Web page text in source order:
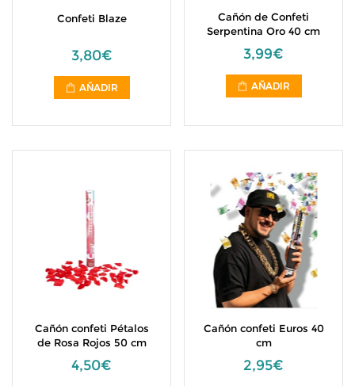
Confeti Blaze
3,80€
AÑADIR
Cañón de Confeti
Serpentina Oro 40 cm
3,99€
AÑADIR
Cañón confeti Pétalos
de Rosa Rojos 50 cm
4,50€
Cañón confeti Euros 40
cm
2,95€